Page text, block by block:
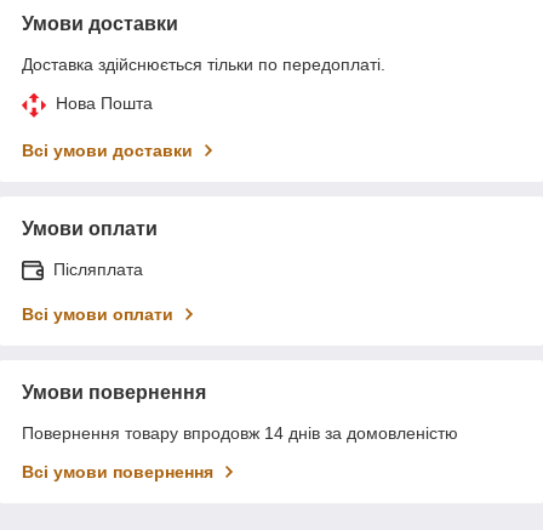
Умови доставки
Доставка здійснюється тільки по передоплаті.
Нова Пошта
Всі умови доставки
Умови оплати
Післяплата
Всі умови оплати
Умови повернення
Повернення товару впродовж 14 днів за домовленістю
Всі умови повернення